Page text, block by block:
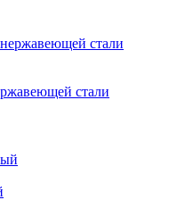
стали